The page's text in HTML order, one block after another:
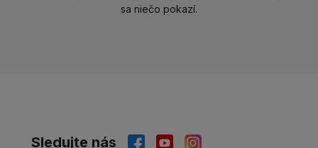
sa niečo pokazí.
Sledujte nás